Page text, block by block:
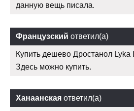
данную вещь писала.
Французский ответил(а)
Купить дешево Дростанол Lyka
Здесь можно купить.
Ханаанская ответил(а)